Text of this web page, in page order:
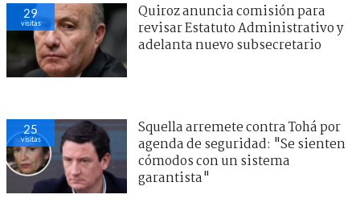
29
visitas
Quiroz anuncia comisión para
revisar Estatuto Administrativo y
adelanta nuevo subsecretario
25
visitas
Squella arremete contra Tohá por
agenda de seguridad: "Se sienten
cómodos con un sistema
garantista"